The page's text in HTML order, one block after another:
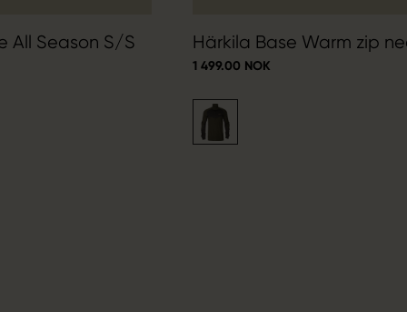
All Season S/S
Härkila Base Warm zip
1 499.00 NOK